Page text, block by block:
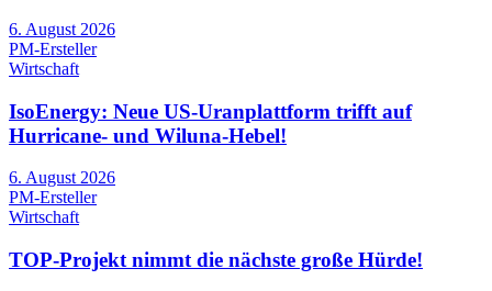
6. August 2026
PM-Ersteller
Wirtschaft
IsoEnergy: Neue US-Uranplattform trifft auf
Hurricane- und Wiluna-Hebel!
6. August 2026
PM-Ersteller
Wirtschaft
TOP-Projekt nimmt die nächste große Hürde!